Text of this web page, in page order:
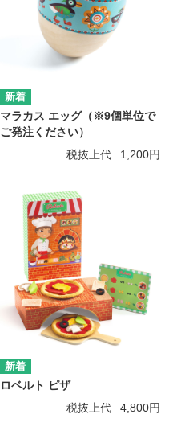
マラカス エッグ（※9個単位で
ご発注ください）
税抜上代
1,200円
ロベルト ピザ
税抜上代
4,800円